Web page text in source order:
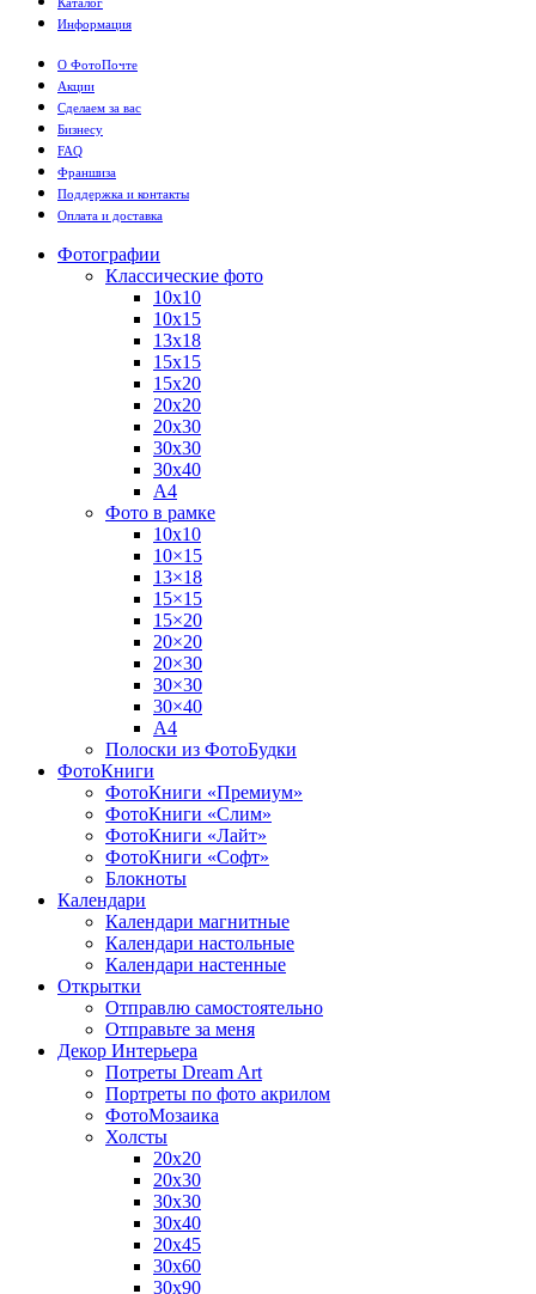
Информация
О ФотоПочте
Акции
Сделаем за вас
Бизнесу
FAQ
Франшиза
Поддержка и контакты
Оплата и доставка
Фотографии
Классические фото
10х10
10х15
13х18
15х15
15х20
20х20
20х30
30х30
30х40
А4
Фото в рамке
10х10
10×15
13×18
15×15
15×20
20×20
20×30
30×30
30×40
A4
Полоски из ФотоБудки
ФотоКниги
ФотоКниги «Премиум»
ФотоКниги «Слим»
ФотоКниги «Лайт»
ФотоКниги «Софт»
Блокноты
Календари
Календари магнитные
Календари настольные
Календари настенные
Открытки
Отправлю самостоятельно
Отправьте за меня
Декор Интерьера
Потреты Dream Art
Портреты по фото акрилом
ФотоМозаика
Холсты
20х20
20х30
30х30
30х40
20х45
30х60
30х90